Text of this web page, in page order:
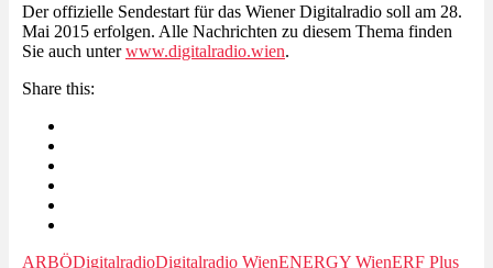
Der offizielle Sendestart für das Wiener Digitalradio soll am 28.
Mai 2015 erfolgen. Alle Nachrichten zu diesem Thema finden
Sie auch unterwww.digitalradio.wien.
Share this:
ARBÖDigitalradioDigitalradio WienENERGY WienERF Plus